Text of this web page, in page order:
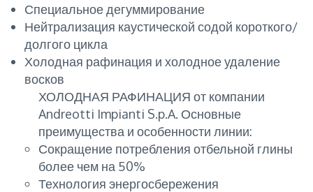
Специальное дегуммирование
Нейтрализация каустической содой короткого/
долгого цикла
Холодная рафинация и холодное удаление
восков
ХОЛОДНАЯ РАФИНАЦИЯ от компании
Andreotti Impianti S.p.A. Основные
преимущества и особенности линии:
Сокращение потребления отбельной глины
более чем на 50%
Технология энергосбережения